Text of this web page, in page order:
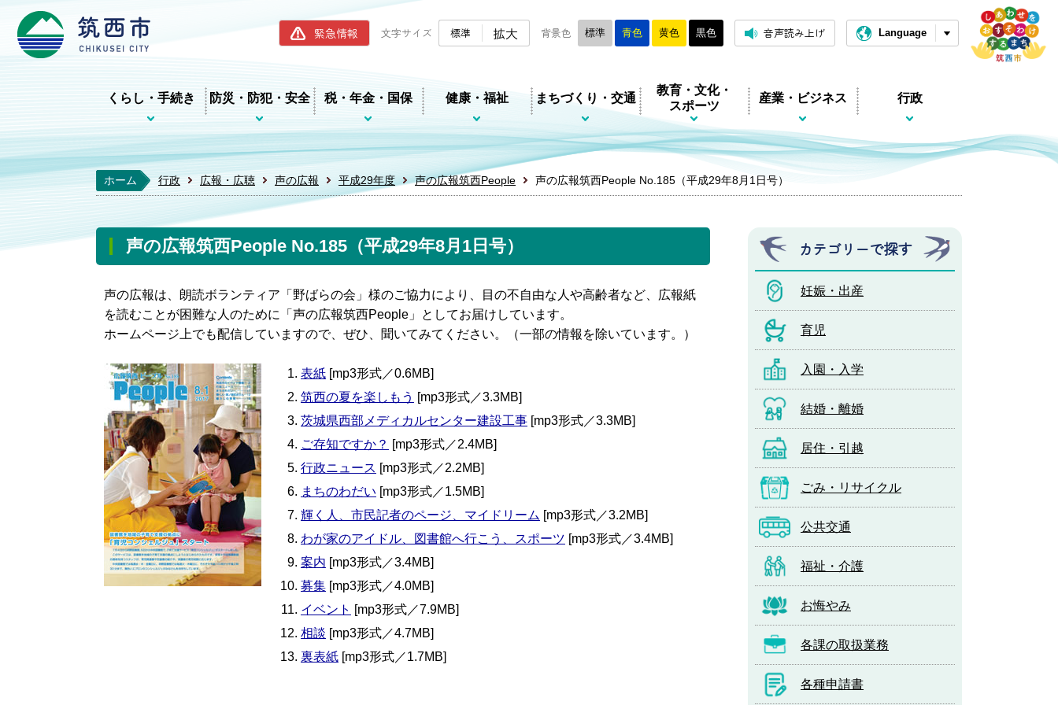
筑西市ホームページ
緊急情報 文字サイズ 標準 拡大 背景色 標準 青色 黄色 黒色 音声読み上げ Language
くらし・手続き 防災・防犯・安全 税・年金・国保 健康・福祉 まちづくり・交通
教育・文化・
スポーツ
産業・ビジネス 行政
ホーム 行政 広報・広聴 声の広報 平成29年度 声の広報筑西People 声の広報筑西People No.185（平成29年8月1日号）
声の広報筑西People No.185（平成29年8月1日号）
声の広報は、朗読ボランティア「野ばらの会」様のご協力により、目の不自由な人や高齢者など、広報紙
を読むことが困難な人のために「声の広報筑西People」としてお届けしています。
ホームページ上でも配信していますので、ぜひ、聞いてみてください。（一部の情報を除いています。）
表紙 [mp3形式／0.6MB]
筑西の夏を楽しもう [mp3形式／3.3MB]
茨城県西部メディカルセンター建設工事 [mp3形式／3.3MB]
ご存知ですか？ [mp3形式／2.4MB]
行政ニュース [mp3形式／2.2MB]
まちのわだい [mp3形式／1.5MB]
輝く人、市民記者のページ、マイドリーム [mp3形式／3.2MB]
わが家のアイドル、図書館へ行こう、スポーツ [mp3形式／3.4MB]
案内 [mp3形式／3.4MB]
募集 [mp3形式／4.0MB]
イベント [mp3形式／7.9MB]
相談 [mp3形式／4.7MB]
裏表紙 [mp3形式／1.7MB]
カテゴリーで探す
妊娠・出産
育児
入園・入学
結婚・離婚
居住・引越
ごみ・リサイクル
公共交通
福祉・介護
お悔やみ
各課の取扱業務
各種申請書